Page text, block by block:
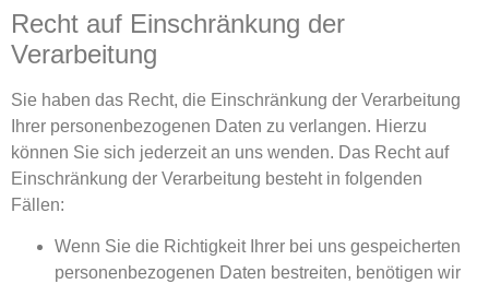
Recht auf Einschränkung der
Verarbeitung
Sie haben das Recht, die Einschränkung der Verarbeitung
Ihrer personenbezogenen Daten zu verlangen. Hierzu
können Sie sich jederzeit an uns wenden. Das Recht auf
Einschränkung der Verarbeitung besteht in folgenden
Fällen:
Wenn Sie die Richtigkeit Ihrer bei uns gespeicherten
personenbezogenen Daten bestreiten, benötigen wir